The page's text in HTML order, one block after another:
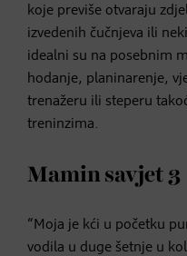
koje previše otvaraju
izvedenih čučnjeva ili
idealni su na posebnim
hodanje, planinarenje,
trenažeru ili steperu
treninzima.
Mamin savjet 3
“Moja je kći u početku
vodila u duge šetnje u